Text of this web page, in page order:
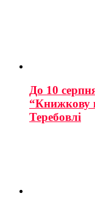
До 10
“Книжкову
Теребовлі